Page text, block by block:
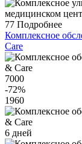
77 Подробнее
Комплексное
Care
7000
-72%
1960
6 дней